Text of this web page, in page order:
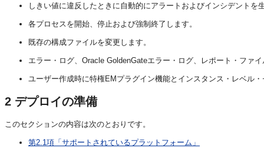
しきい値に違反したときに自動的にアラートおよびインシデントを
各プロセスを開始、停止および強制終了します。
既存の構成ファイルを変更します。
エラー・ログ、Oracle GoldenGateエラー・ログ、レポート・ファ
ユーザー作成時に特権EMプラグイン機能とインスタンス・レベル
2 デプロイの準備
このセクションの内容は次のとおりです。
第2.1項「サポートされているプラットフォーム」